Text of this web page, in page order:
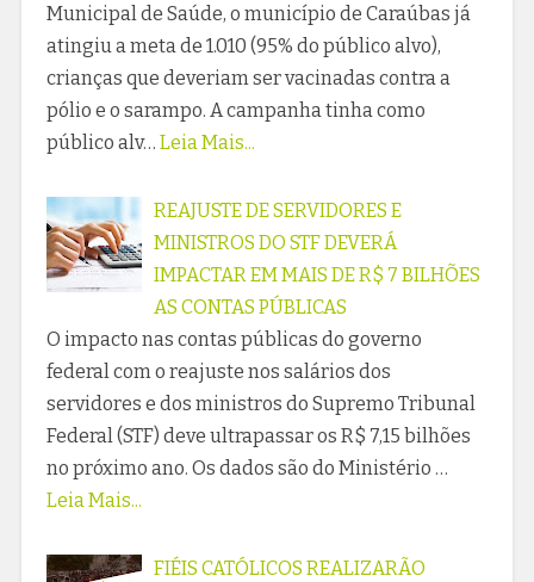
Municipal de Saúde, o município de Caraúbas já
atingiu a meta de 1.010 (95% do público alvo),
crianças que deveriam ser vacinadas contra a
pólio e o sarampo. A campanha tinha como
público alv… Leia Mais...
REAJUSTE DE SERVIDORES E
MINISTROS DO STF DEVERÁ
IMPACTAR EM MAIS DE R$ 7 BILHÕES
AS CONTAS PÚBLICAS
O impacto nas contas públicas do governo
federal com o reajuste nos salários dos
servidores e dos ministros do Supremo Tribunal
Federal (STF) deve ultrapassar os R$ 7,15 bilhões
no próximo ano. Os dados são do Ministério …
Leia Mais...
FIÉIS CATÓLICOS REALIZARÃO